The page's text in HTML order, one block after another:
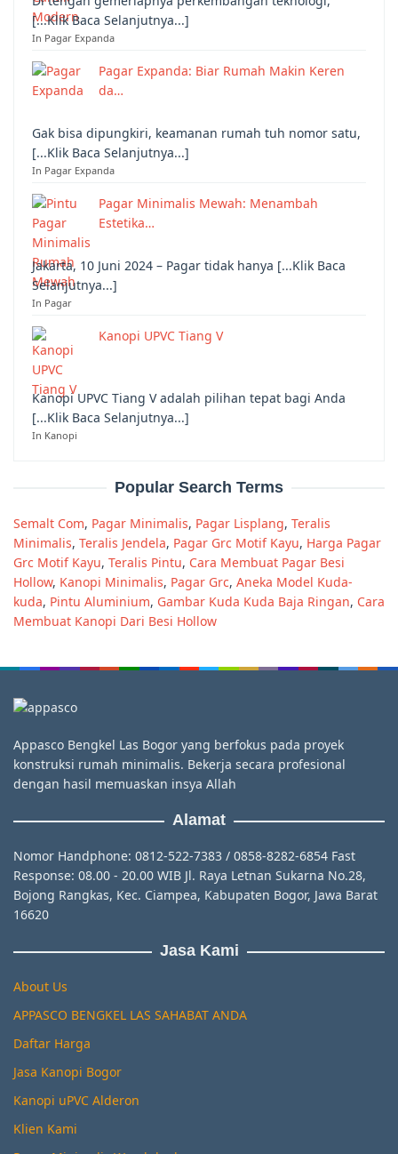
[...Klik Baca Selanjutnya...]
In Pagar Expanda
Pagar Expanda: Biar Rumah Makin Keren
da…
Gak bisa dipungkiri, keamanan rumah tuh nomor satu,
[...Klik Baca Selanjutnya...]
In Pagar Expanda
Pagar Minimalis Mewah: Menambah
Estetika…
Jakarta, 10 Juni 2024 – Pagar tidak hanya [...Klik Baca
Selanjutnya...]
In Pagar
Kanopi UPVC Tiang V
Kanopi UPVC Tiang V adalah pilihan tepat bagi Anda
[...Klik Baca Selanjutnya...]
In Kanopi
Popular Search Terms
Semalt Com, Pagar Minimalis, Pagar Lisplang, Teralis
Minimalis, Teralis Jendela, Pagar Grc Motif Kayu, Harga Pagar
Grc Motif Kayu, Teralis Pintu, Cara Membuat Pagar Besi
Hollow, Kanopi Minimalis, Pagar Grc, Aneka Model Kuda-
kuda, Pintu Aluminium, Gambar Kuda Kuda Baja Ringan, Cara
Membuat Kanopi Dari Besi Hollow
Appasco Bengkel Las Bogor yang berfokus pada proyek
konstruksi rumah minimalis. Bekerja secara profesional
dengan hasil memuaskan insya Allah
Alamat
Nomor Handphone: 0812-522-7383 / 0858-8282-6854 Fast
Response: 08.00 - 20.00 WIB Jl. Raya Letnan Sukarna No.28,
Bojong Rangkas, Kec. Ciampea, Kabupaten Bogor, Jawa Barat
16620
Jasa Kami
About Us
APPASCO BENGKEL LAS SAHABAT ANDA
Daftar Harga
Jasa Kanopi Bogor
Kanopi uPVC Alderon
Klien Kami